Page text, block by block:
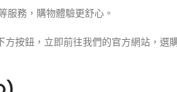
服務，購物體驗更舒心。
按鈕，立即前往我們的官方網站，選